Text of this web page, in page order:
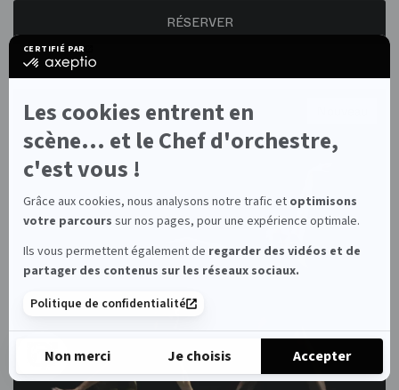
CERTIFIÉ PAR
certifié
En
plus
Axeptio
Les cookies entrent en
scène... et le Chef d'orchestre,
c'est vous !
Grâce aux cookies, nous analysons notre trafic et optimisons
votre parcours sur nos pages, pour une expérience optimale.
Ils vous permettent également de regarder des vidéos et de
partager des contenus sur les réseaux sociaux.
Politique de confidentialité
Non merci Je choisis Accepter
RÉSERVER